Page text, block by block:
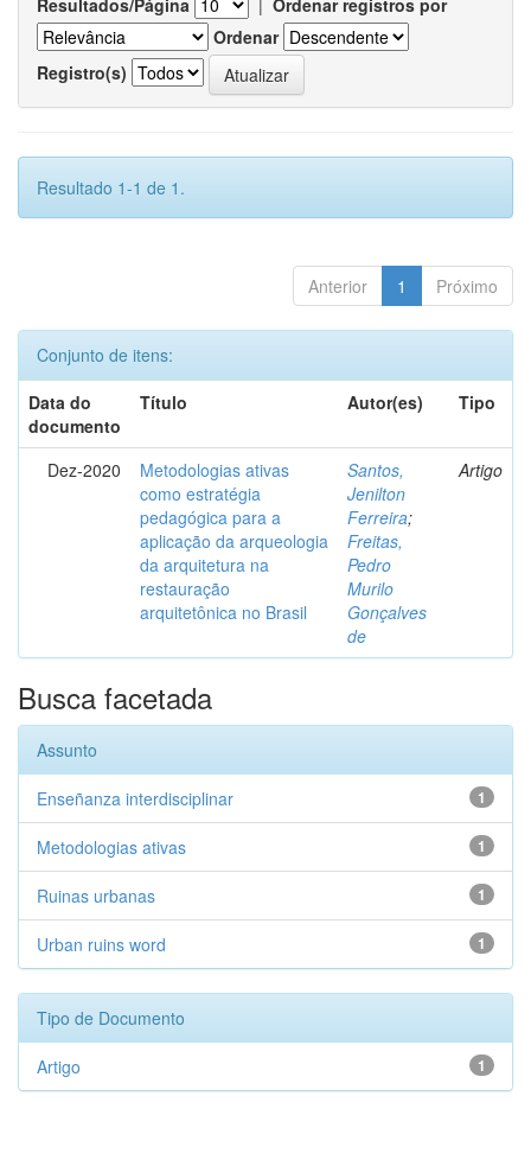
Resultados/Página | Ordenar registros por
Ordenar
Registro(s)
Resultado 1-1 de 1.
Anterior 1 Próximo
Conjunto de itens:
Data do
documento
Título Autor(es) Tipo
Dez-2020
Metodologias ativas
como estratégia
pedagógica para a
aplicação da arqueologia
da arquitetura na
restauração
arquitetônica no Brasil
Santos,
Jenilton
Ferreira;
Freitas,
Pedro
Murilo
Gonçalves
de
Artigo
Busca facetada
Assunto
1
Enseñanza interdisciplinar
1
Metodologias ativas
1
Ruinas urbanas
1
Urban ruins word
Tipo de Documento
1
Artigo